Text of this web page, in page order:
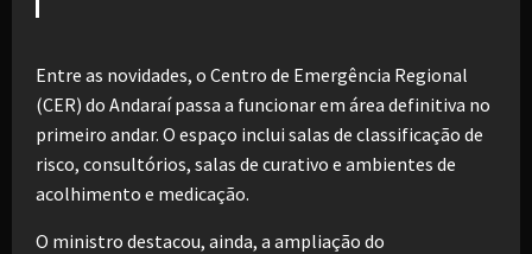
Entre as novidades, o Centro de Emergência Regional
(CER) do Andaraí passa a funcionar em área definitiva no
primeiro andar. O espaço inclui salas de classificação de
risco, consultórios, salas de curativo e ambientes de
acolhimento e medicação.
O ministro destacou, ainda, a ampliação do